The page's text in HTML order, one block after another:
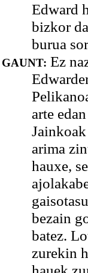
Edward
bizkor
burua
GAUNT: Ez
arte
arima
hauxe,
bezain
batez.
zurekin